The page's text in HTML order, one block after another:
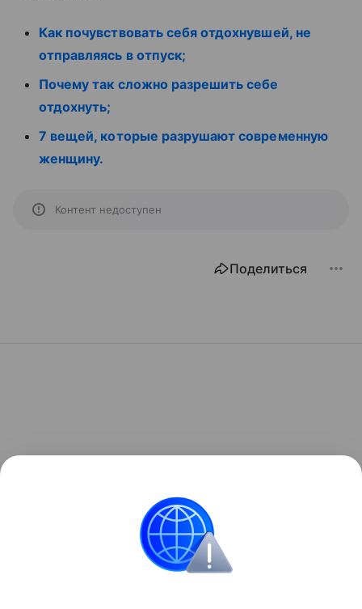
Как почувствовать себя отдохнувшей, не
отправляясь в отпуск;
Почему так сложно разрешить себе
отдохнуть;
7 вещей, которые разрушают современную
женщину.
Контент недоступен
Поделиться